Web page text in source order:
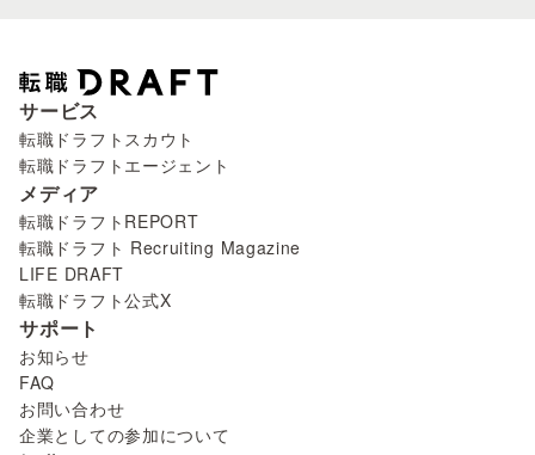
サービス
転職ドラフトスカウト
転職ドラフトエージェント
メディア
転職ドラフトREPORT
転職ドラフト Recruiting Magazine
LIFE DRAFT
転職ドラフト公式X
サポート
お知らせ
FAQ
お問い合わせ
企業としての参加について